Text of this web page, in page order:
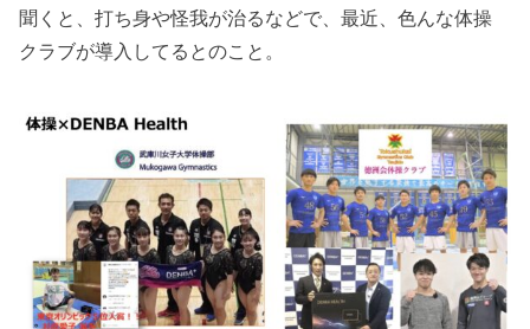
聞くと、打ち身や怪我が治るなどで、最近、色んな体操
クラブが導入してるとのこと。